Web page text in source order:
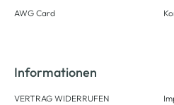
AWG Card
Informationen
VERTRAG WIDERRUFEN